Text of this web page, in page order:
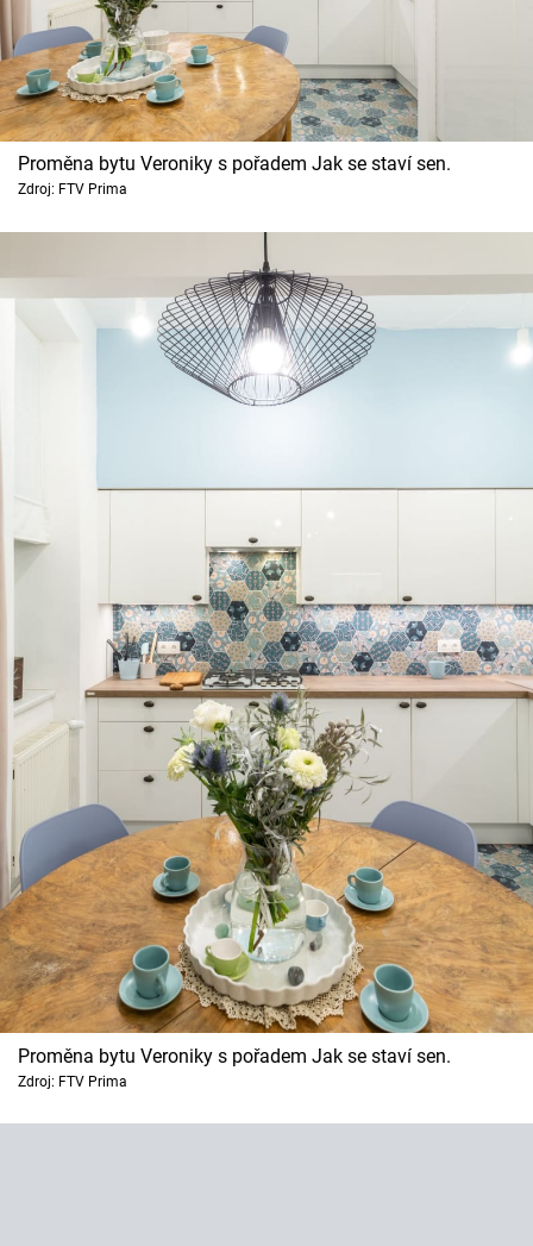
Proměna bytu Veroniky s pořadem Jak se staví sen.
Zdroj: FTV Prima
Proměna bytu Veroniky s pořadem Jak se staví sen.
Zdroj: FTV Prima